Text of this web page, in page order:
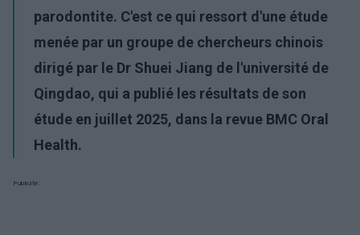
parodontite. C'est ce qui ressort d'une étude
menée par un groupe de chercheurs chinois
dirigé par le Dr Shuei Jiang de l'université de
Qingdao, qui a publié les résultats de son
étude en juillet 2025, dans la revue BMC Oral
Health.
Publicité: